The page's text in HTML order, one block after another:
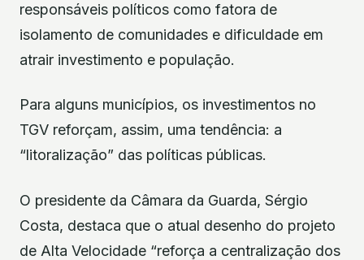
responsáveis políticos como fatora de
isolamento de comunidades e dificuldade em
atrair investimento e população.
Para alguns municípios, os investimentos no
TGV reforçam, assim, uma tendência: a
“litoralização” das políticas públicas.
O presidente da Câmara da Guarda, Sérgio
Costa, destaca que o atual desenho do projeto
de Alta Velocidade “reforça a centralização dos